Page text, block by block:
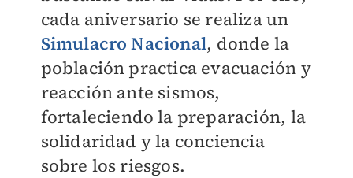
cada aniversario se realiza un
Simulacro Nacional, donde la
población practica evacuación y
reacción ante sismos,
fortaleciendo la preparación, la
solidaridad y la conciencia
sobre los riesgos.